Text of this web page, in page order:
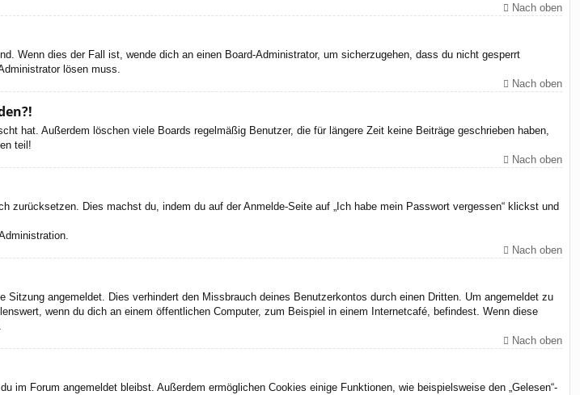
Nach oben
Wenn dies der Fall ist, wende dich an einen Board-Administrator, um sicherzugehen, dass du nicht gesperrt
lösen muss.
Nach oben
hat. Außerdem löschen viele Boards regelmäßig Benutzer, die für längere Zeit keine Beiträge geschrieben haben,
teil!
Nach oben
Dies machst du, indem du auf der Anmelde-Seite auf „Ich habe mein Passwort vergessen“ klickst und
Nach oben
angemeldet. Dies verhindert den Missbrauch deines Benutzerkontos durch einen Dritten. Um angemeldet zu
wenn du dich an einem öffentlichen Computer, zum Beispiel in einem Internetcafé, befindest. Wenn diese
Nach oben
Forum angemeldet bleibst. Außerdem ermöglichen Cookies einige Funktionen, wie beispielsweise den „Gelesen“-